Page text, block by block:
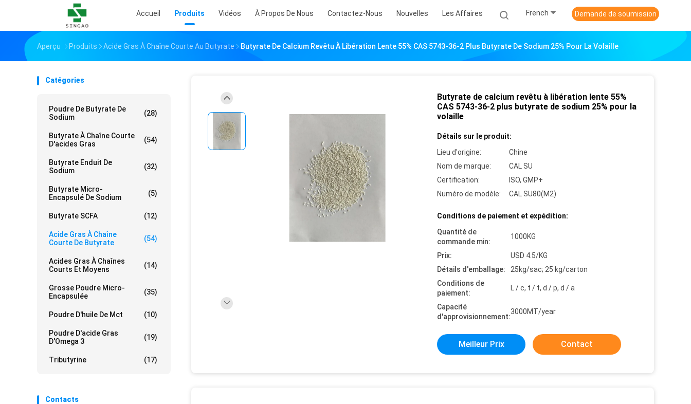
Accueil Produits Vidéos À Propos De Nous Contactez-Nous Nouvelles Les Affaires French Demande de soumission
Aperçu Produits Acide Gras À Chaîne Courte Au Butyrate Butyrate De Calcium Revêtu À Libération Lente 55% CAS 5743-36-2 Plus Butyrate De Sodium 25% Pour La Volaille
Catégories
Poudre De Butyrate De
Sodium
(28)
Butyrate À Chaîne Courte
D'acides Gras
(54)
Butyrate Enduit De
Sodium
(32)
Butyrate Micro-
Encapsulé De Sodium
(5)
Butyrate SCFA (12)
Acide Gras À Chaîne
Courte De Butyrate
(54)
Acides Gras À Chaînes
Courts Et Moyens
(14)
Grosse Poudre Micro-
Encapsulée
(35)
Poudre D'huile De Mct (10)
Poudre D'acide Gras
D'Omega 3
(19)
Tributyrine (17)
Contacts
Butyrate de calcium revêtu à libération lente 55%
CAS 5743-36-2 plus butyrate de sodium 25% pour la
volaille
Détails sur le produit:
Lieu d'origine:
Chine
Nom de marque:
CAL SU
Certification:
ISO, GMP+
Numéro de modèle:
CAL SU80(M2)
Conditions de paiement et expédition:
Quantité de
commande min:
1000KG
Prix:
USD 4.5/KG
Détails d'emballage:
25kg/sac; 25 kg/carton
Conditions de
paiement:
L / c, t / t, d / p, d / a
Capacité
d'approvisionnement:
3000MT/year
Meilleur Prix Contact